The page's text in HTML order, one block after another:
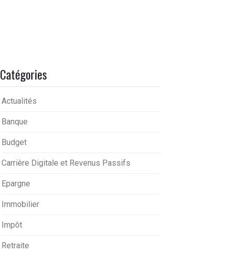
Catégories
Actualités
Banque
Budget
Carrière Digitale et Revenus Passifs
Epargne
Immobilier
Impôt
Retraite